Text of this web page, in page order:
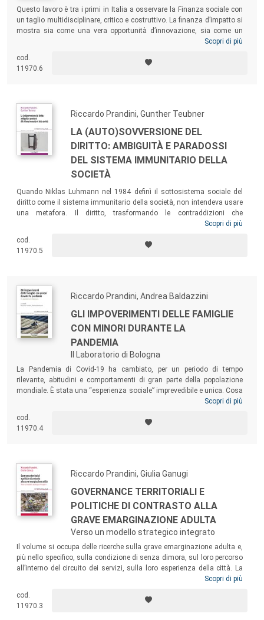
Questo lavoro è tra i primi in Italia a osservare la Finanza sociale con
un taglio multidisciplinare, critico e costruttivo. La finanza d’impatto si
mostra sia come una vera opportunità d’innovazione, sia come un
rischio da valutare ogni volta affinché non si trasformi in mera
gioco e gli snodi strutturali che potrebbero, in futuro, agevolarne uno
sviluppo realmente positivo per il sistema del welfare inteso come
Scopri di più
cod.
11970.6
Riccardo Prandini, Gunther Teubner
LA (AUTO)SOVVERSIONE DEL
DIRITTO: AMBIGUITÀ E PARADOSSI
DEL SISTEMA IMMUNITARIO DELLA
SOCIETÀ
Quando Niklas Luhmann nel 1984 definì il sottosistema sociale del
diritto come il sistema immunitario della società, non intendeva usare
una metafora. Il diritto, trasformando le contraddizioni che
metterebbero in pericolo l’autopoiesi societaria in conflitti regolati da
poi attiva anticorpi che rispondono alla sfida. Il volume − che
comprende saggi di Gunther Teubner e Riccardo Prandini − prova a
Scopri di più
cod.
11970.5
Riccardo Prandini, Andrea Baldazzini
GLI IMPOVERIMENTI DELLE FAMIGLIE
CON MINORI DURANTE LA
PANDEMIA
Il Laboratorio di Bologna
La Pandemia di Covid-19 ha cambiato, per un periodo di tempo
rilevante, abitudini e comportamenti di gran parte della popolazione
mondiale. È stata una “esperienza sociale” imprevedibile e unica. Cosa
è successo alle famiglie con figli minori, soprattutto a quelle che non
povertà hanno avuto? Che tipo di sociabilità hanno mantenuto? Come i
servizi hanno provato a incontrarli? Questo libro cerca di proporre
possono contribuire a una osservazione multidimensionale della
povertà capace di tenere in considerazione la soggettività della
famiglia.
Scopri di più
cod.
11970.4
Riccardo Prandini, Giulia Ganugi
GOVERNANCE TERRITORIALI E
POLITICHE DI CONTRASTO ALLA
GRAVE EMARGINAZIONE ADULTA
Verso un modello strategico integrato
Il volume si occupa delle ricerche sulla grave emarginazione adulta e,
più nello specifico, sulla condizione di senza dimora, sul loro percorso
all’interno del circuito dei servizi, sulla loro esperienza della città. La
ricerca presentata ha indagato l’impatto della politica nazionale
Sociali, sulla governance dei servizi sociali a scala regionale e urbana
e analizza in profondità gli effetti di una politica nazionale innovativa
Scopri di più
cod.
11970.3